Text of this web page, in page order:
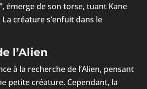
émerge de son torse, tuant Kane
créature s’enfuit dans le
l’Alien
à la recherche de l’Alien, pensant
petite créature. Cependant, la